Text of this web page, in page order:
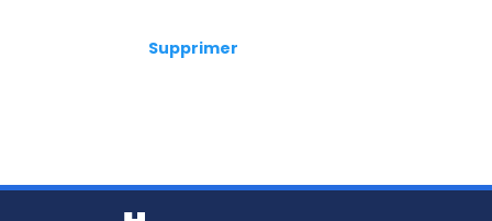
Supprimer